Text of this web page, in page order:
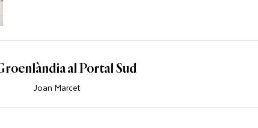
al Portal Sud
Joan Marcet